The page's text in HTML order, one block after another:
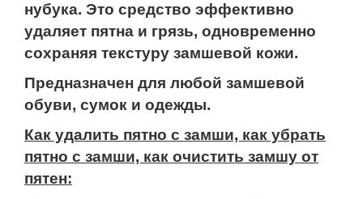
нубука. Это средство эффективно
удаляет пятна и грязь, одновременно
сохраняя текстуру замшевой кожи.
Предназначен для любой замшевой
обуви, сумок и одежды.
Как удалить пятно с замши, как убрать
пятно с замши, как очистить замшу от
пятен: